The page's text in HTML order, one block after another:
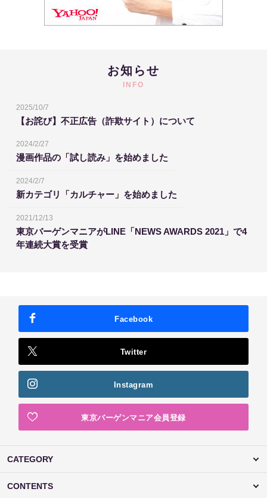
お知らせ
INFO
2025/10/7
【お詫び】不正広告（詐欺サイト）について
2024/2/27
漫画作品の「試し読み」を始めました
2024/2/7
新カテゴリ「カルチャー」を始めました
2021/12/13
東京バーゲンマニアがLINE「NEWS AWARDS 2021」で4
年連続大賞を受賞
Facebook
Twitter
Instagram
東京バーゲンマニア会員登録
CATEGORY
CONTENTS